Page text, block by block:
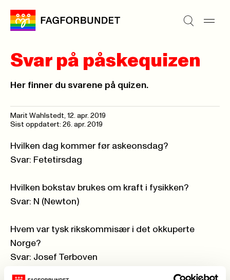
Svar på påskequizen
Her finner du svarene på quizen.
Marit Wahlstedt, 12. apr. 2019
Sist oppdatert: 26. apr. 2019
Hvilken dag kommer før askeonsdag?
Svar: Fetetirsdag
Hvilken bokstav brukes om kraft i fysikken?
Svar: N (Newton)
Hvem var tysk rikskommisær i det okkuperte
Norge?
Svar: Josef Terboven